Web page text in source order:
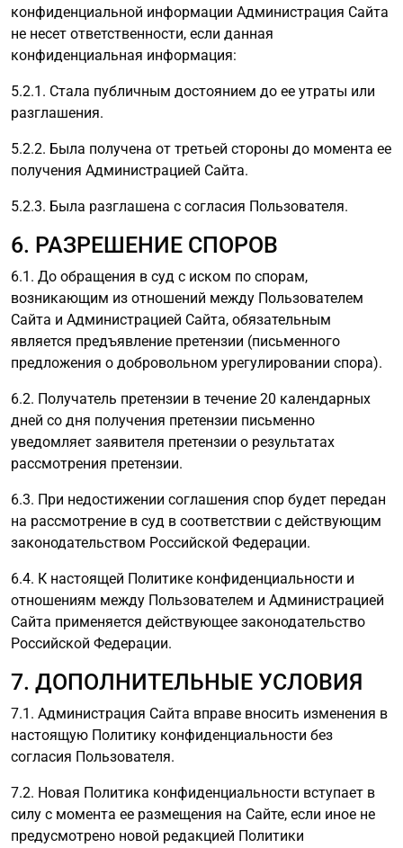
конфиденциальной информации Администрация Сайта
не несет ответственности, если данная
конфиденциальная информация:
5.2.1. Стала публичным достоянием до ее утраты или
разглашения.
5.2.2. Была получена от третьей стороны до момента ее
получения Администрацией Сайта.
5.2.3. Была разглашена с согласия Пользователя.
6. РАЗРЕШЕНИЕ СПОРОВ
6.1. До обращения в суд с иском по спорам,
возникающим из отношений между Пользователем
Сайта и Администрацией Сайта, обязательным
является предъявление претензии (письменного
предложения о добровольном урегулировании спора).
6.2. Получатель претензии в течение 20 календарных
дней со дня получения претензии письменно
уведомляет заявителя претензии о результатах
рассмотрения претензии.
6.3. При недостижении соглашения спор будет передан
на рассмотрение в суд в соответствии с действующим
законодательством Российской Федерации.
6.4. К настоящей Политике конфиденциальности и
отношениям между Пользователем и Администрацией
Сайта применяется действующее законодательство
Российской Федерации.
7. ДОПОЛНИТЕЛЬНЫЕ УСЛОВИЯ
7.1. Администрация Сайта вправе вносить изменения в
настоящую Политику конфиденциальности без
согласия Пользователя.
7.2. Новая Политика конфиденциальности вступает в
силу с момента ее размещения на Сайте, если иное не
предусмотрено новой редакцией Политики